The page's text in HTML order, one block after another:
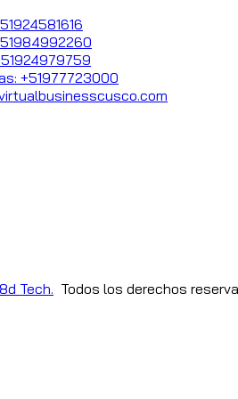
+51977723000
Tech. Todos los derechos